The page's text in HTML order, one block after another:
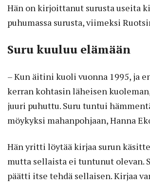
Hän on kirjoittanut surusta useita
puhumassa surusta, viimeksi
Suru kuuluu elämään
– Kun äitini kuoli vuonna 1995, ja
kerran kohtasin läheisen
juuri puhuttu. Suru tuntui
möykyksi mahanpohjaan, Hanna
Hän yritti löytää kirjaa surun
mutta sellaista ei tuntunut olevan.
päätti itse tehdä sellaisen. Kirjaa